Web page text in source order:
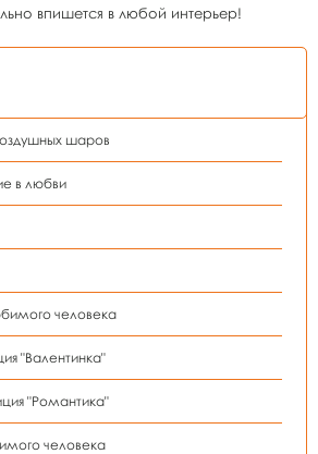
впишется в любой интерьер!
шаров
в любви
человека
"Валентинка"
"Романтика"
человека